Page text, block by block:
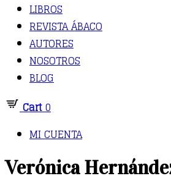
LIBROS
REVISTA ÁBACO
AUTORES
NOSOTROS
BLOG
Cart0
MI CUENTA
Verónica